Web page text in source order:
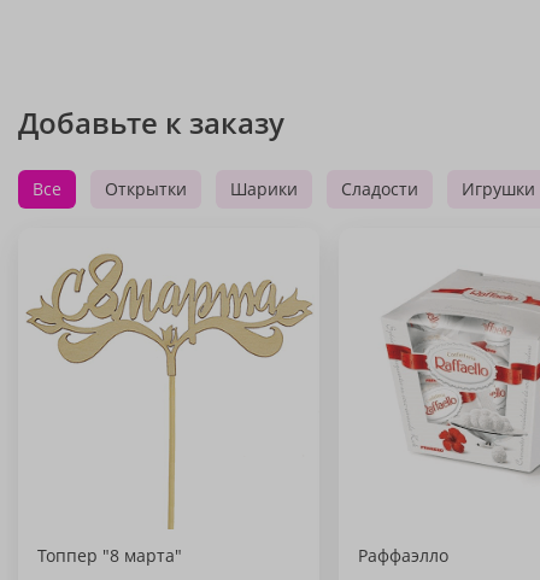
Добавьте к заказу
Все Открытки Шарики Сладости Игрушки
Топпер "8 марта" Раффаэлло